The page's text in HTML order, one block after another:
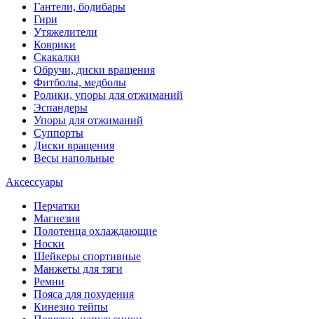
Гантели, бодибары
Гири
Утяжелители
Коврики
Скакалки
Обручи, диски вращения
Фитболы, медболы
Ролики, упоры для отжиманий
Эспандеры
Упоры для отжиманий
Суппорты
Диски вращения
Весы напольные
Аксессуары
Перчатки
Магнезия
Полотенца охлаждающие
Носки
Шейкеры спортивные
Манжеты для тяги
Ремни
Пояса для похудения
Кинезио тейпы